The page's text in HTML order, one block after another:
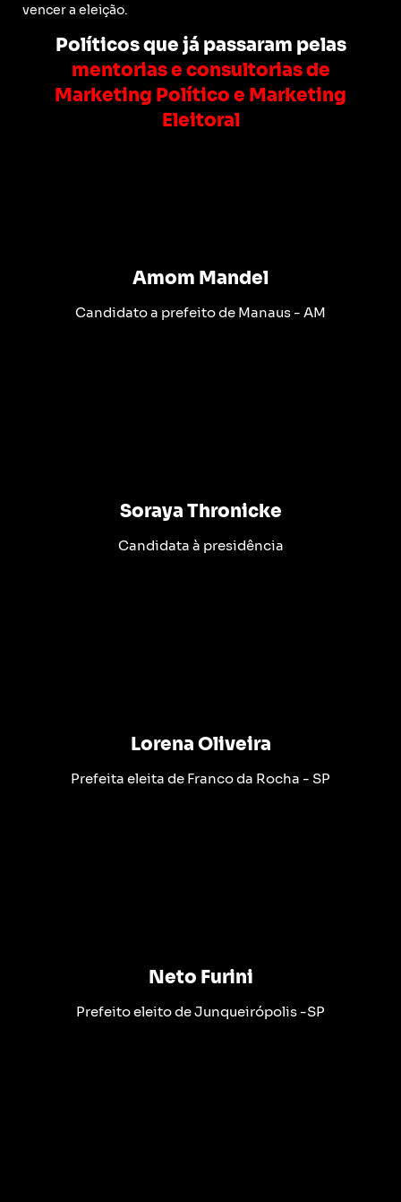
vencer a eleição.
Políticos que já passaram pelas
mentorias e consultorias de
Marketing Político e Marketing
Eleitoral
Amom Mandel
Candidato a prefeito de Manaus - AM
Soraya Thronicke
Candidata à presidência
Lorena Oliveira
Prefeita eleita de Franco da Rocha - SP
Neto Furini
Prefeito eleito de Junqueirópolis -SP